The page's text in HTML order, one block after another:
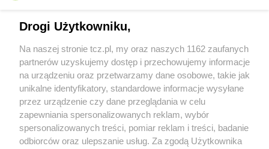
O FIRMIE POLITYKA PRYWATNOŚCI HOSTING
REKLAMA WSPÓŁPRACA RSS FACEBOOK KONTAKT
Drogi Użytkowniku,
Na naszej stronie tcz.pl, my oraz naszych 1162 zaufanych
partnerów uzyskujemy dostęp i przechowujemy informacje
na urządzeniu oraz przetwarzamy dane osobowe, takie jak
unikalne identyfikatory, standardowe informacje wysyłane
przez urządzenie czy dane przeglądania w celu
zapewniania spersonalizowanych reklam, wybór
spersonalizowanych treści, pomiar reklam i treści, badanie
odbiorców oraz ulepszanie usług. Za zgodą Użytkownika